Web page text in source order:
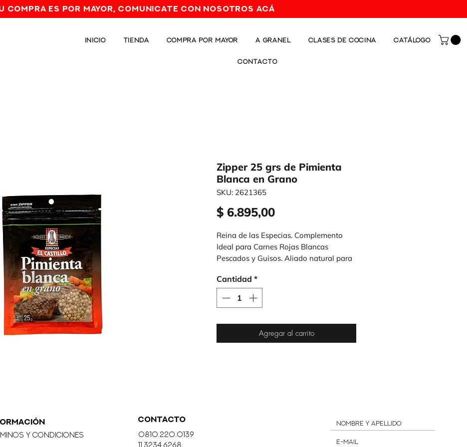
COMPRA ES POR MAYOR, comunicate con nosotros acá
INICIO TIENDA COMPRA POR MAYOR A GRANEL CLASES DE COCINA CATÁLOGO
CONTACTO
Zipper 25 grs de Pimienta
Blanca en Grano
SKU: 2621365
$ 6.895,00Precio
Reina de las Especias. Complemento
Ideal para Carnes Rojas Blancas
Pescados y Guisos. Aliado natural para
Cantidad *
Agregar al carrito
y Condiciones
CONTACTO
0810.220.0139
11.3234.6268